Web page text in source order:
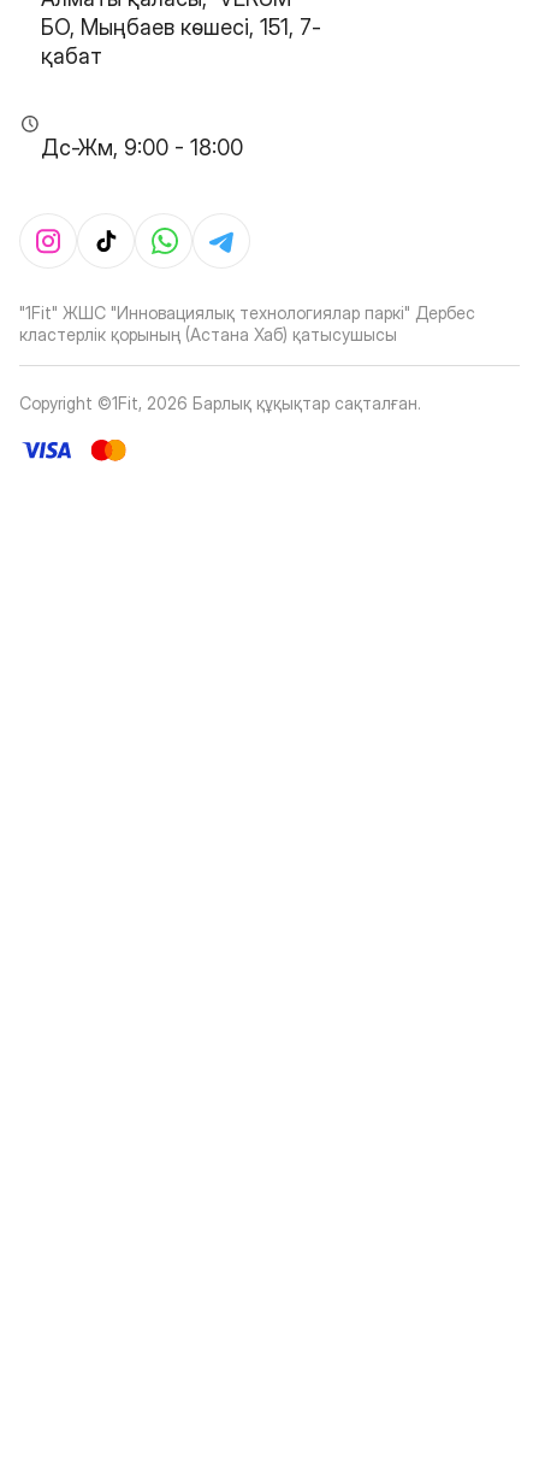
БО, Мыңбаев көшесі, 151, 7-
қабат
Дс-Жм, 9:00 - 18:00
"1Fit" ЖШС "Инновациялық технологиялар паркі" Дербес
кластерлік қорының (Астана Хаб) қатысушысы
Copyright ©1Fit, 2026 Барлық құқықтар сақталған.